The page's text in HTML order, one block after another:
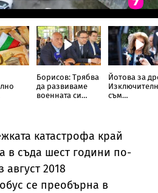
Борисов: Трябва
да развиваме
военната си
Йотова за
съм
инцидента
катастрофа край
в съда шест години по-
август 2018
се преобърна в